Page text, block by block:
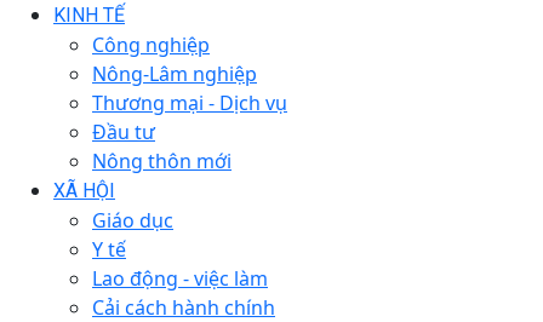
KINH TẾ
Công nghiệp
Nông-Lâm nghiệp
Thương mại - Dịch vụ
Đầu tư
Nông thôn mới
XÃ HỘI
Giáo dục
Y tế
Lao động - việc làm
Cải cách hành chính